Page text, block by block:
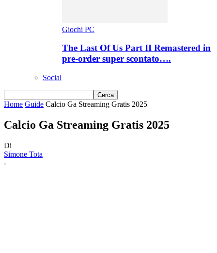
Giochi PC
The Last Of Us Part II Remastered in
pre-order super scontato….
Social
Home Guide Calcio Ga Streaming Gratis 2025
Calcio Ga Streaming Gratis 2025
Di
Simone Tota
-